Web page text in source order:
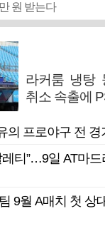
원 받는다
라커룸 냉탕
취소 속출에
의 프로야구 전 경
티”…9일 AT마
9월 A매치 첫 상